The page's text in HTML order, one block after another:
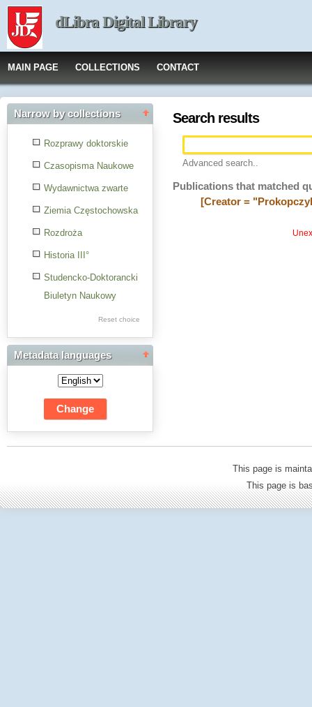
dLibra Digital Library
MAIN PAGE COLLECTIONS CONTACT
Narrow by collections
Rozprawy doktorskie
Czasopisma Naukowe
Wydawnictwa zwarte
Ziemia Częstochowska
Rozdroża
Historia III°
Studencko-Doktorancki
Biuletyn Naukowy
Res Academicae
Science Project Scripts
Biuletyn Informacyjny
WSP w Częstochowie
Reset choice
Metadata languages
Search results
Advanced search..
Publications that matched
[Creator =
This page is
This page is